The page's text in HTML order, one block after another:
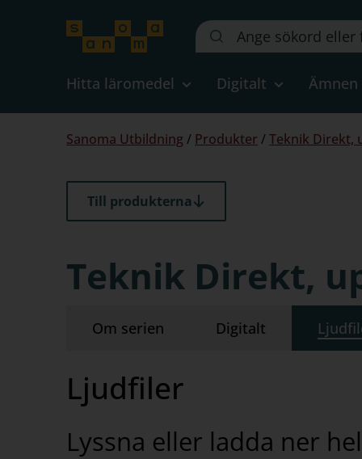
Sök
på
webbplatsen::
Hitta läromedel Digitalt Ämnen
Du
här:
Sanoma Utbildning / Produkter /Teknik Direkt,
Till produkterna
Teknik Direkt,
Om serien Digitalt
Ljudfiler
Lyssna eller ladda ner